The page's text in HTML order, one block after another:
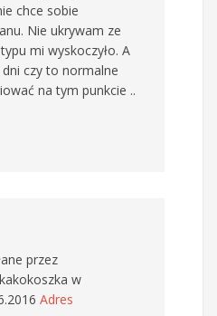
chce sobie
Nie ukrywam ze
mi wyskoczyło. A
czy to normalne
na tym punkcie ..
przez
w
Adres